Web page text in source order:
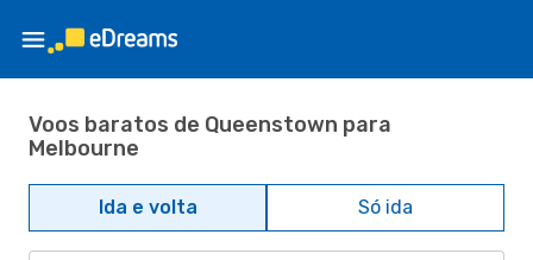
Voos baratos de Queenstown para
Melbourne
Ida e volta Só ida